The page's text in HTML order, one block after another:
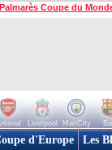
Palmarès Coupe du
Liverpool ManCity
d'Europe Les